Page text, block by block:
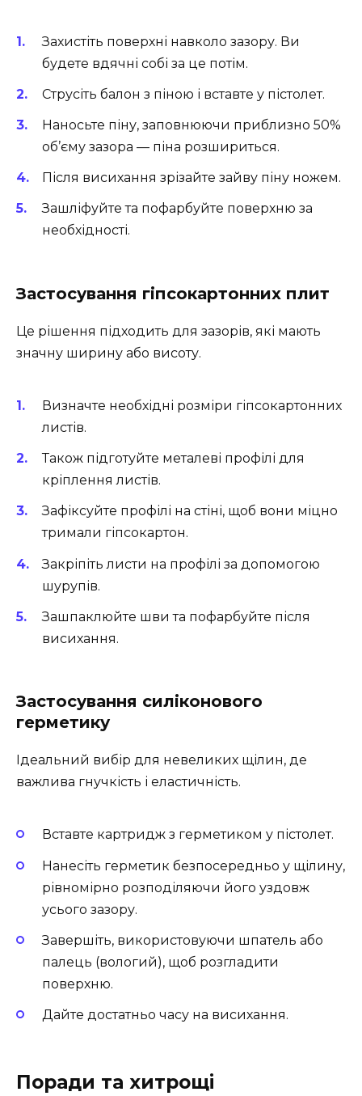
Захистіть поверхні навколо зазору. Ви
будете вдячні собі за це потім.
Струсіть балон з піною і вставте у пістолет.
Наносьте піну, заповнюючи приблизно 50%
об’єму зазора — піна розшириться.
Після висихання зрізайте зайву піну ножем.
Зашліфуйте та пофарбуйте поверхню за
необхідності.
Застосування гіпсокартонних плит
Це рішення підходить для зазорів, які мають
значну ширину або висоту.
Визначте необхідні розміри гіпсокартонних
листів.
Також підготуйте металеві профілі для
кріплення листів.
Зафіксуйте профілі на стіні, щоб вони міцно
тримали гіпсокартон.
Закріпіть листи на профілі за допомогою
шурупів.
Зашпаклюйте шви та пофарбуйте після
висихання.
Застосування силіконового
герметику
Ідеальний вибір для невеликих щілин, де
важлива гнучкість і еластичність.
Вставте картридж з герметиком у пістолет.
Нанесіть герметик безпосередньо у щілину,
рівномірно розподіляючи його уздовж
усього зазору.
Завершіть, використовуючи шпатель або
палець (вологий), щоб розгладити
поверхню.
Дайте достатньо часу на висихання.
Поради та хитрощі